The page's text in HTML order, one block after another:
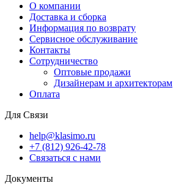
О компании
Доставка и сборка
Информация по возврату
Сервисное обслуживание
Контакты
Сотрудничество
Оптовые продажи
Дизайнерам и архитекторам
Оплата
Для Связи
help@klasimo.ru
+7 (812) 926-42-78
Связаться с нами
Документы